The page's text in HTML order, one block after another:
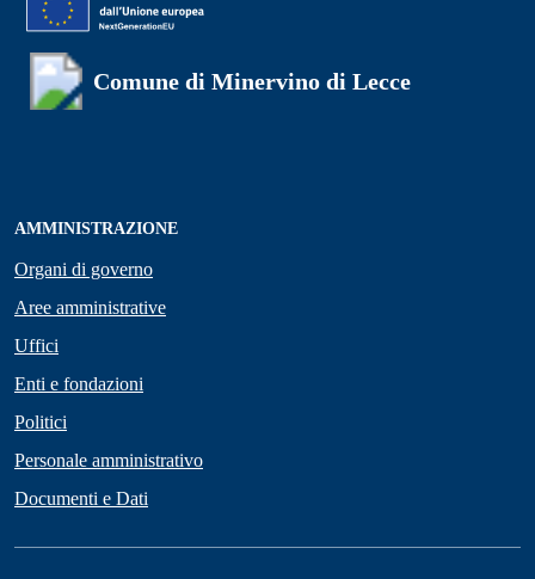
Comune di Minervino di Lecce
AMMINISTRAZIONE
Organi di governo
Aree amministrative
Uffici
Enti e fondazioni
Politici
Personale amministrativo
Documenti e Dati